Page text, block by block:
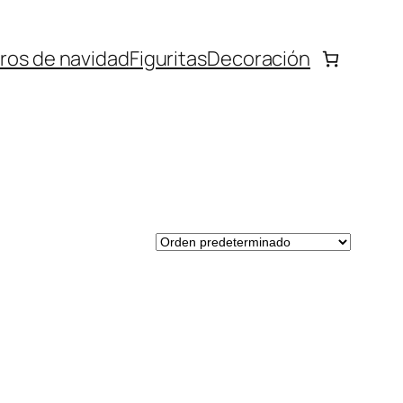
de navidadFiguritasDecoración